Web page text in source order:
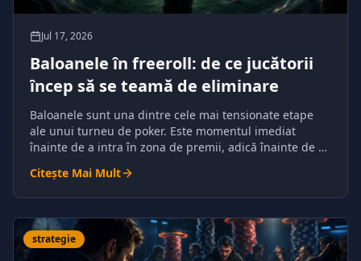
Jul 17, 2026
Baloanele în freeroll: de ce jucătorii
încep să se teamă de eliminare
Baloanele sunt una dintre cele mai tensionate etape
ale unui turneu de poker. Este momentul imediat
înainte de a intra în zona de premii, adică înainte de a
Citește Mai Mult
strategie